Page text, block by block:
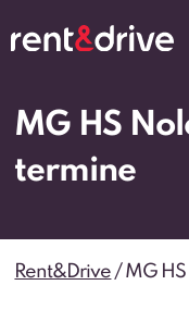
al
MG HS
termine
Rent&Drive /MG HS